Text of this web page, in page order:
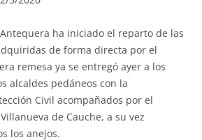
ha iniciado el reparto de las
de forma directa por el
remesa ya se entregó ayer a los
alcaldes pedáneos con la
Civil acompañados por el
de Cauche, a su vez
los anejos.